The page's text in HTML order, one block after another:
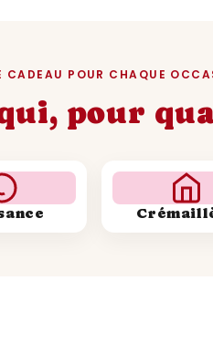
CADEAU POUR CHAQUE
pour